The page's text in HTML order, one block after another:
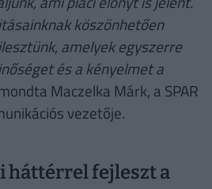
köszönhetően
amelyek egyszerre
és a kényelmet a
Maczelka Márk, a SPAR
vezetője.
háttérrel fejleszt a